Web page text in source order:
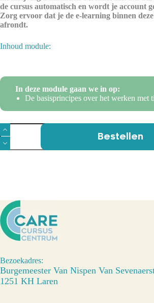
Inhoud module:
In deze module gaan we in op:
De basisprincipes over het werken met
Free
Learning
stalift
en
Bestellen
de cursus automatisch en wordt je account
Zorg ervoor dat je de e-learning binnen
afrondt.
Bezoekadres:
Burgemeester Van Nispen Van
1251 KH Laren